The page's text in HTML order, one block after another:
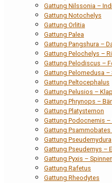
Gattung Nilssonia –
Gattung Notochelys
Gattung Orlitia
Gattung Palea
Gattung Pangshura –
Gattung Pelochelys –
Gattung Pelodiscus –
Gattung Pelomedusa
Gattung Peltocephalus
Gattung Pelusios –
Gattung Phrynops –
Gattung Platysternon
Gattung Podocnemis
Gattung
Gattung Pseudemydura
Gattung Pseudemys –
Gattung Pyxis –
Gattung Rafetus
Gattung Rheodytes